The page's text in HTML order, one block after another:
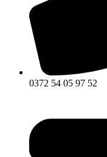
0372 54 05 97 52